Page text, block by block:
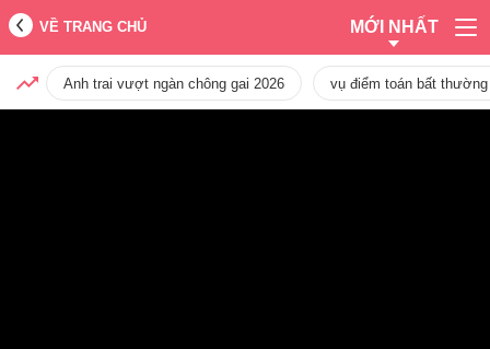
VỀ TRANG CHỦ MỚI NHẤT
Anh trai vượt ngàn chông gai 2026 vụ điểm toán bất